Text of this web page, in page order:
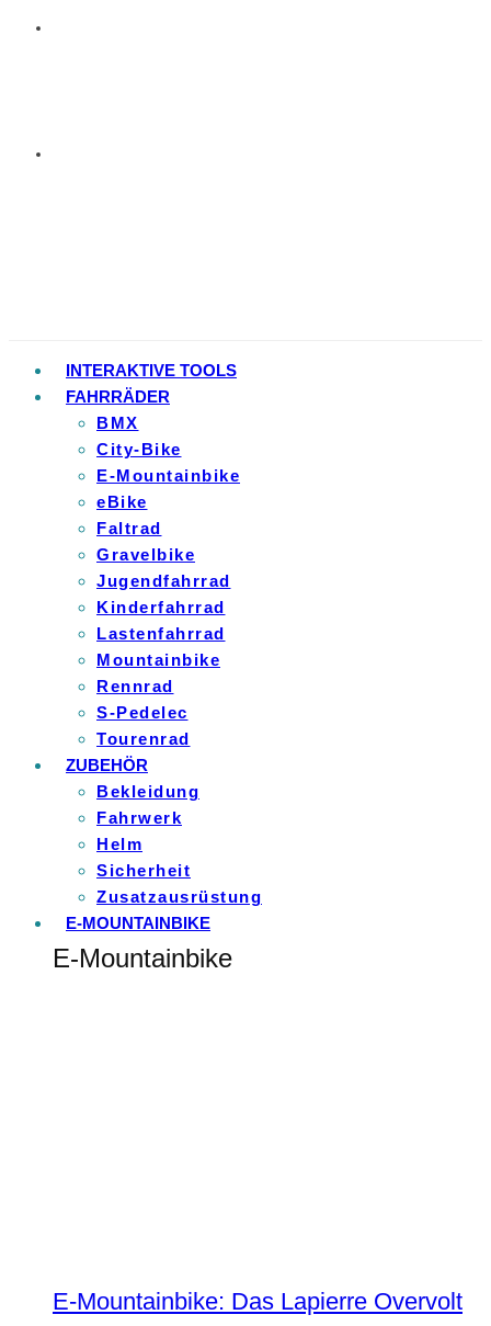
INTERAKTIVE TOOLS
FAHRRÄDER
BMX
City-Bike
E-Mountainbike
eBike
Faltrad
Gravelbike
Jugendfahrrad
Kinderfahrrad
Lastenfahrrad
Mountainbike
Rennrad
S-Pedelec
Tourenrad
ZUBEHÖR
Bekleidung
Fahrwerk
Helm
Sicherheit
Zusatzausrüstung
E-MOUNTAINBIKE
E-Mountainbike
E-Mountainbike: Das Lapierre Overvolt